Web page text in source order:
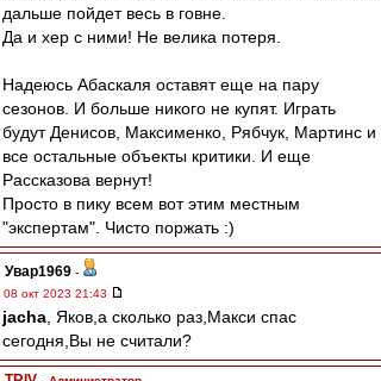
дальше пойдет весь в говне.
Да и хер с ними! Не велика потеря.
Надеюсь Абаскаля оставят еще на пару
сезонов. И больше никого не купят. Играть
будут Денисов, Максименко, Рябчук, Мартинс и
все остальные объекты критики. И еще
Рассказова вернут!
Просто в пику всем вот этим местным
"экспертам". Чисто поржать :)
Увар1969 -
08 окт 2023 21:43
jacha , Яков,а сколько раз,Макси спас
сегодня,Вы не считали?